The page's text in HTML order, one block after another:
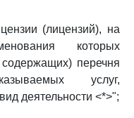
(лицензий), на
которых
перечня
услуг,
деятельности <*>";